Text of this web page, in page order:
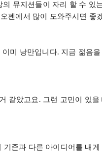
의 뮤지션들이 자리 할 수 있
펜에서 많이 도와주시면 좋
이미 낭만입니다. 지금 젊음
같았고요 . 그런 고민이 있
존과 다른 아이디어를 내